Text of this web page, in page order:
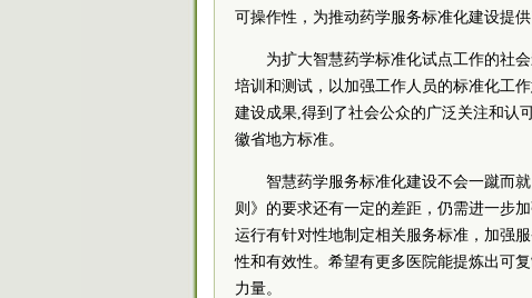
可操作性，为推动药学服务标准化建设提供
为扩大智慧药学标准化试点工作的社
培训和测试，以加强工作人员的标准化工
建设成果,得到了社会公众的广泛关注和认
徽省地方标准。
智慧药学服务标准化建设不会一蹴而
则》的要求还有一定的差距，仍需进一步
运行有针对性地制定相关服务标准，加强
性和有效性。希望有更多医院能提炼出可
力量。